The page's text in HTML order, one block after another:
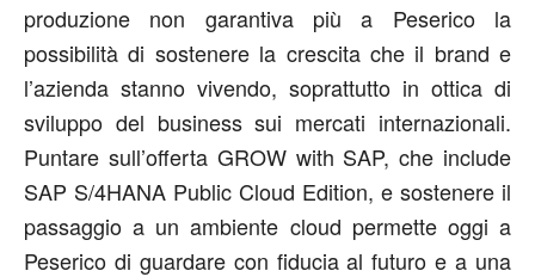
produzione non garantiva più a Peserico la
possibilità di sostenere la crescita che il brand e
l’azienda stanno vivendo, soprattutto in ottica di
sviluppo del business sui mercati internazionali.
Puntare sull’offerta GROW with SAP, che include
SAP S/4HANA Public Cloud Edition, e sostenere il
passaggio a un ambiente cloud permette oggi a
Peserico di guardare con fiducia al futuro e a una